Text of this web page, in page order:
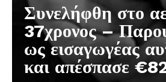
Συνελήφθη στο
37χρονος –
ως εισαγωγέας
και απέσπασε